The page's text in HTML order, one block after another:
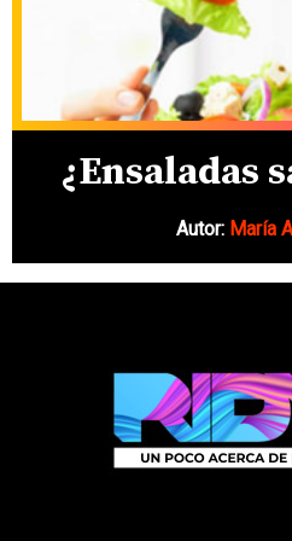
¿Ensaladas
Autor: María